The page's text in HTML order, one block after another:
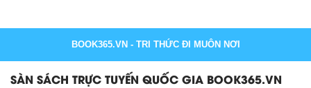
BOOK365.VN - TRI THỨC ĐI MUÔN NƠI
SÀN SÁCH TRỰC TUYẾN QUỐC GIA BOOK365.VN